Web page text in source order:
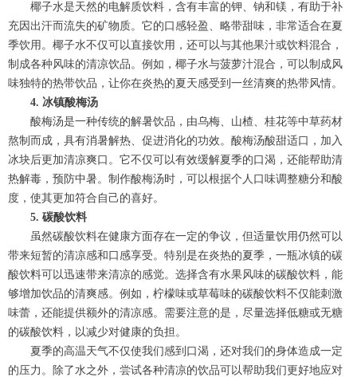
椰子水是天然的电解质饮料，含有丰富的钾、钠和镁，有助于补
充因出汗而流失的矿物质。它的口感轻盈、略带甜味，非常适合在夏
季饮用。椰子水不仅可以直接饮用，还可以与其他果汁或饮料混合，
制成各种风味的清凉饮品。例如，椰子水与菠萝汁混合，可以制成风
味独特的热带饮品，让你在炎热的夏天感受到一丝清爽的热带风情。
4. 冰镇酸梅汤
酸梅汤是一种传统的解暑饮品，由乌梅、山楂、桂花等中草药材
熬制而成，具有消暑解热、促进消化的功效。酸梅汤酸甜适口，加入
冰块后更加清凉爽口。它不仅可以有效缓解夏季的口渴，还能帮助清
热解毒，预防中暑。制作酸梅汤时，可以根据个人口味调整糖分和酸
度，使其更加符合自己的喜好。
5. 碳酸饮料
虽然碳酸饮料在健康方面存在一定的争议，但适量饮用仍然可以
带来短暂的清凉感和口感享受。特别是在炎热的夏季，一瓶冰镇的碳
酸饮料可以迅速带来清凉的感觉。选择含有水果风味的碳酸饮料，能
够增加饮品的清爽感。例如，柠檬味或草莓味的碳酸饮料不仅能刺激
味蕾，还能提供额外的清凉感。需要注意的是，尽量选择低糖或无糖
的碳酸饮料，以减少对健康的负担。
夏季的高温天气不仅使我们感到口渴，还对我们的身体造成一定
的压力。除了水之外，尝试各种清凉的饮品可以帮助我们更好地应对